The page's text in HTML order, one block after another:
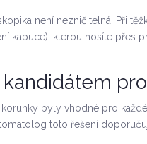
není nezničitelná. Při
kapuce), kterou nosíte přes
byly vhodné pro
toto řešení